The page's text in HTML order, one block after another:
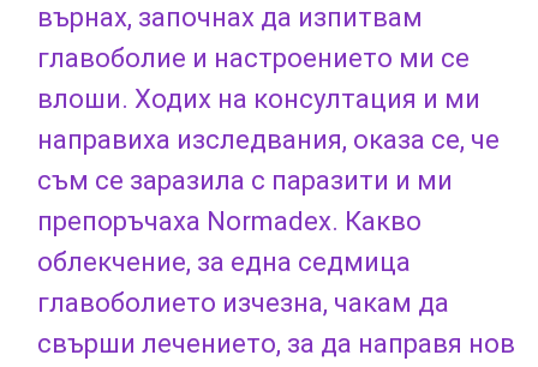
върнах, започнах да изпитвам
главоболие и настроението ми се
влоши. Ходих на консултация и ми
направиха изследвания, оказа се, че
съм се заразила с паразити и ми
препоръчаха Normadex. Какво
облекчение, за една седмица
главоболието изчезна, чакам да
свърши лечението, за да направя нов